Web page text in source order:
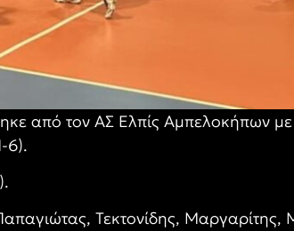
από τον ΑΣ Ελπίς Αμπελοκήπων με
6).
Τεκτονίδης, Μαργαρίτης,